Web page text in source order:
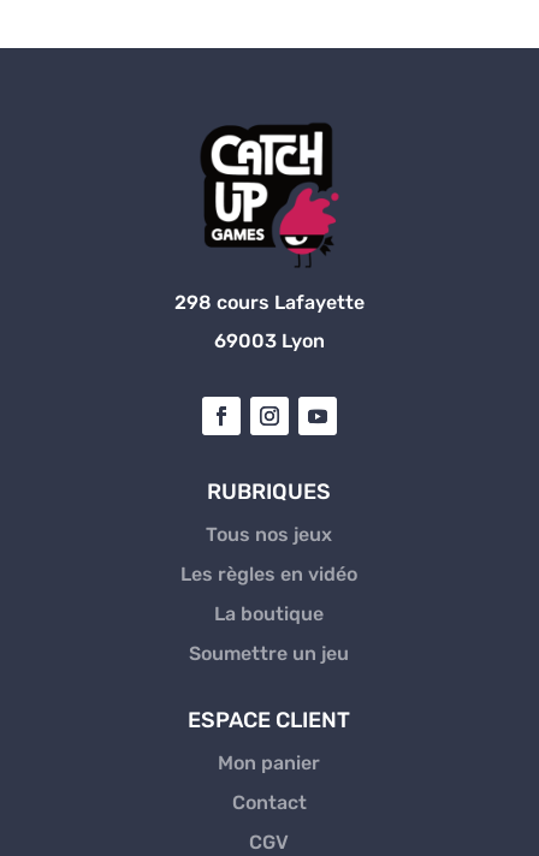
298 cours Lafayette
69003 Lyon
RUBRIQUES
Tous nos jeux
Les règles en vidéo
La boutique
Soumettre un jeu
ESPACE CLIENT
Mon panier
Contact
CGV